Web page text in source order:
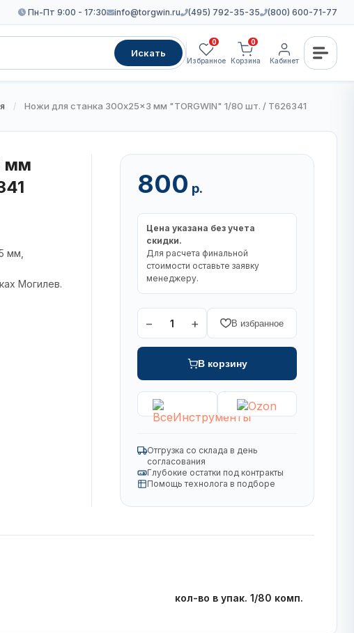
Пн-Пт 9:00 - 17:30 info@torgwin.ru (495) 792-35-35 (800) 600-71-77
Искать
0
Избранное
0
Корзина Кабинет
/ Ножи для станка 300x25x3 мм "TORGWIN" 1/80 шт. / T626341
мм
мм,
Могилев.
800 р.
Цена указана без учета
скидки.
Для расчета финальной
стоимости оставьте заявку
менеджеру.
− 1 + В избранное
В корзину
Отгрузка со склада в день
согласования
Глубокие остатки под контракты
Помощь технолога в подборе
кол-во в упак. 1/80 комп.